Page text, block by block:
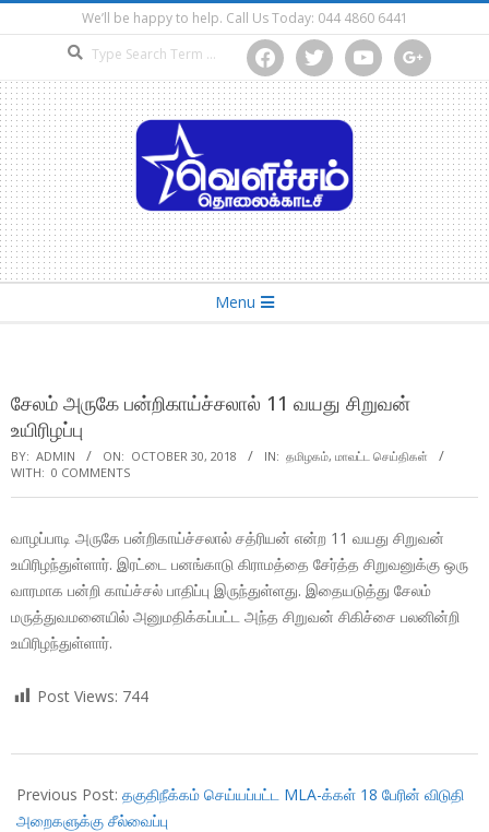
to
We’ll be happy to help. Call Us Today: 044 4860 6441
facebooktwitter youtube google
Menu
சேலம் அருகே பன்றிகாய்ச்சலால் 11 வயது சிறுவன்
உயிரிழப்பு
BY: ADMIN ON: OCTOBER 30, 2018 IN: தமிழகம், மாவட்ட செய்திகள்
WITH: 0 COMMENTS
வாழப்பாடி அருகே பன்றிகாய்ச்சலால் சத்ரியன் என்ற 11 வயது சிறுவன்
உயிரிழந்துள்ளார். இரட்டை பனங்காடு கிராமத்தை சேர்த்த சிறுவனுக்கு ஒரு
வாரமாக பன்றி காய்ச்சல் பாதிப்பு இருந்துள்ளது. இதையடுத்து சேலம்
மருத்துவமனையில் அனுமதிக்கப்பட்ட அந்த சிறுவன் சிகிச்சை பலனின்றி
உயிரிழந்துள்ளார்.
Post Views: 744
10-
30
Previous Post: தகுதிநீக்கம் செய்யப்பட்ட MLA-க்கள் 18 பேரின் விடுதி
அறைகளுக்கு சீல்வைப்பு